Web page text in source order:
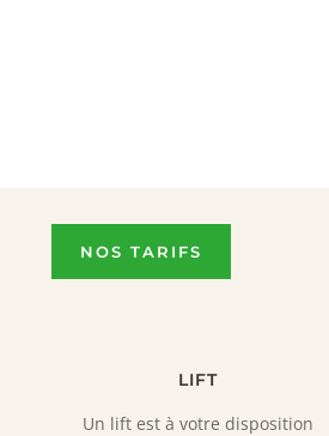
NOS TARIFS
LIFT
Un lift est à votre disposition